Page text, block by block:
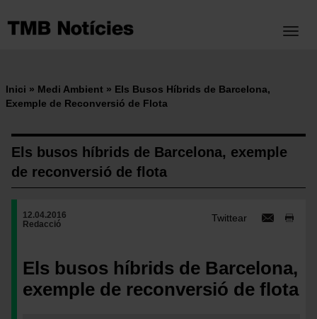
contingut
Fil
d'ariadna
Inici Medi Ambient
Els Busos Híbrids de Barcelona,
Exemple de Reconversió de Flota
Els busos híbrids de Barcelona, exemple
de reconversió de flota
Twittear
12.04.2016
Redacció
Els busos híbrids de Barcelona,
exemple de reconversió de flota